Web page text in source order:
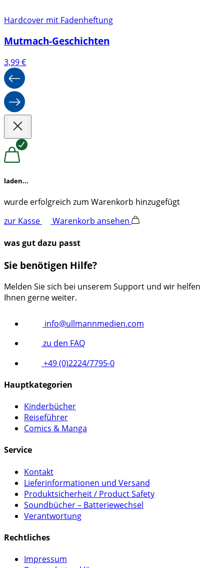
Hardcover mit Fadenheftung
Mutmach-Geschichten
3,99€
laden...
wurde erfolgreich zum Warenkorb hinzugefügt
zur Kasse
Warenkorb ansehen
was gut dazu passt
Sie benötigen Hilfe?
Melden Sie sich bei unserem Support und wir helfen
Ihnen gerne weiter.
info@ullmannmedien.com
zu den FAQ
+49 (0)2224/7795-0
Hauptkategorien
Kinderbücher
Reiseführer
Comics & Manga
Service
Kontakt
Lieferinformationen und Versand
Produktsicherheit / Product Safety
Soundbücher – Batteriewechsel
Verantwortung
Rechtliches
Impressum